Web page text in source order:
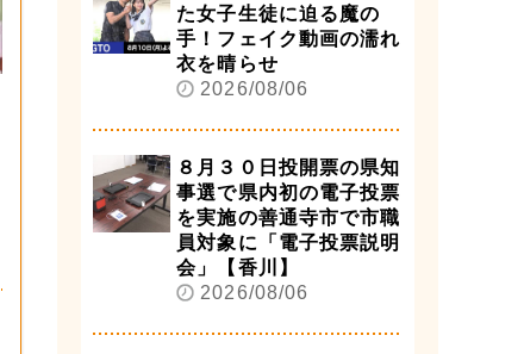
た女子生徒に迫る魔の
手！フェイク動画の濡れ
衣を晴らせ
2026/08/06
８月３０日投開票の県知
事選で県内初の電子投票
を実施の善通寺市で市職
員対象に「電子投票説明
会」【香川】
2026/08/06